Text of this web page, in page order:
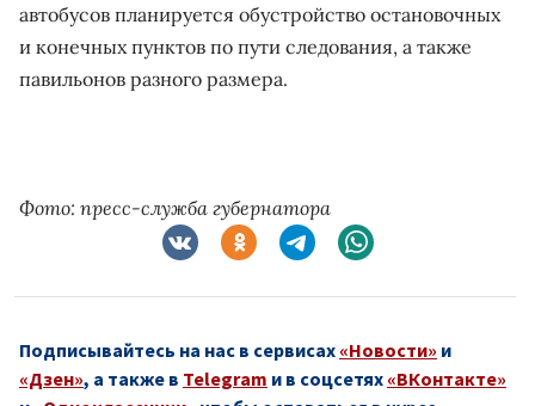
автобусов планируется обустройство остановочных
и конечных пунктов по пути следования, а также
павильонов разного размера.
Фото: пресс-служба губернатора
Подписывайтесь на нас в сервисах «Новости» и
«Дзен», а также в Telegram и в соцсетях «ВКонтакте»